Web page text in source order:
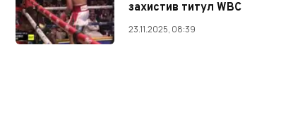
захистив титул WBC
23.11.2025, 08:39